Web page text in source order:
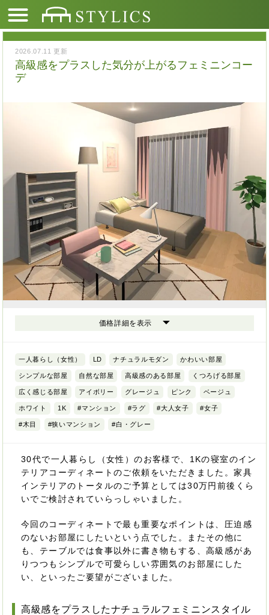
2026.07.11 更新
高級感をプラスした気分が上がるフェミニンコー
デ
価格詳細を表示
一人暮らし（女性） LD ナチュラルモダン かわいい部屋
シンプルな部屋 自然な部屋 高級感のある部屋 くつろげる部屋
広く感じる部屋 アイボリー グレージュ ピンク ベージュ
ホワイト 1K #マンション #ラグ #大人女子 #女子
#木目 #狭いマンション #白・グレー
30代で一人暮らし（女性）のお客様で、1Kの寝室のイン
テリアコーディネートのご依頼をいただきました。家具
インテリアのトータルのご予算としては30万円前後くら
いでご検討されていらっしゃいました。
今回のコーディネートで最も重要なポイントは、圧迫感
のないお部屋にしたいという点でした。またその他に
も、テーブルでは食事以外に書き物もする、高級感があ
りつつもシンプルで可愛らしい雰囲気のお部屋にした
い、といったご要望がございました。
高級感をプラスしたナチュラルフェミニンスタイル